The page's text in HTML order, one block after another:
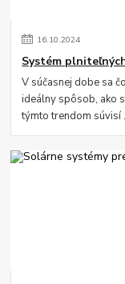
16.10.2024
Systém
V súčasnej dobe sa
ideálny spôsob, ako
týmto trendom súvisí